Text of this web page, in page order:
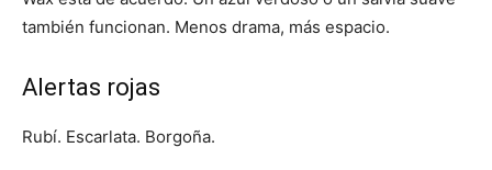
también funcionan. Menos drama, más espacio.
Alertas rojas
Rubí. Escarlata. Borgoña.